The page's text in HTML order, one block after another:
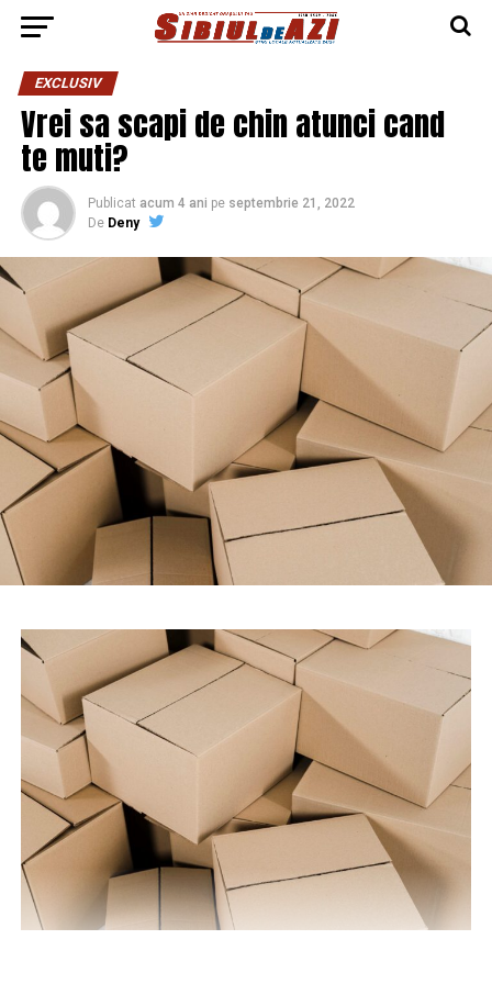
EXCLUSIV
Vrei sa scapi de chin atunci cand
te muti?
Publicat acum 4 ani pe septembrie 21, 2022
De Deny